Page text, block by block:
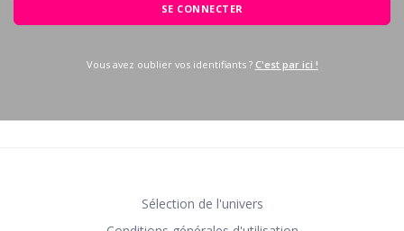
SE CONNECTER
Vous avez oublier vos identifiants ? C'est par ici !
Sélection de l'univers